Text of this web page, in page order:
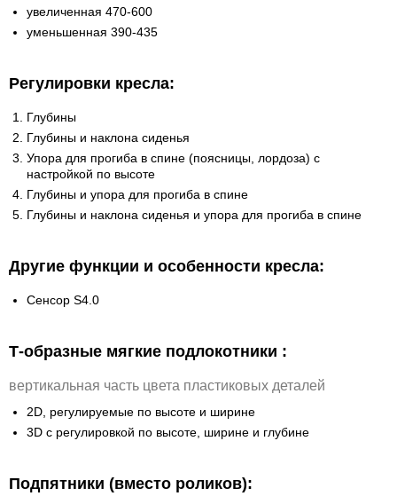
увеличенная 470-600
уменьшенная 390-435
Регулировки кресла:
Глубины
Глубины и наклона сиденья
Упора для прогиба в спине (поясницы, лордоза) с
настройкой по высоте
Глубины и упора для прогиба в спине
Глубины и наклона сиденья и упора для прогиба в спине
Другие функции и особенности кресла:
Сенсор S4.0
Т-образные мягкие подлокотники :
вертикальная часть цвета пластиковых деталей
2D, регулируемые по высоте и ширине
3D с регулировкой по высоте, ширине и глубине
Подпятники (вместо роликов):